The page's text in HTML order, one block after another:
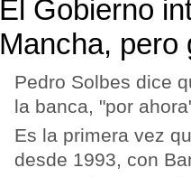
El Gobierno
Mancha, pero
Pedro Solbes dice
la banca, "por
Es la primera vez
desde 1993, con